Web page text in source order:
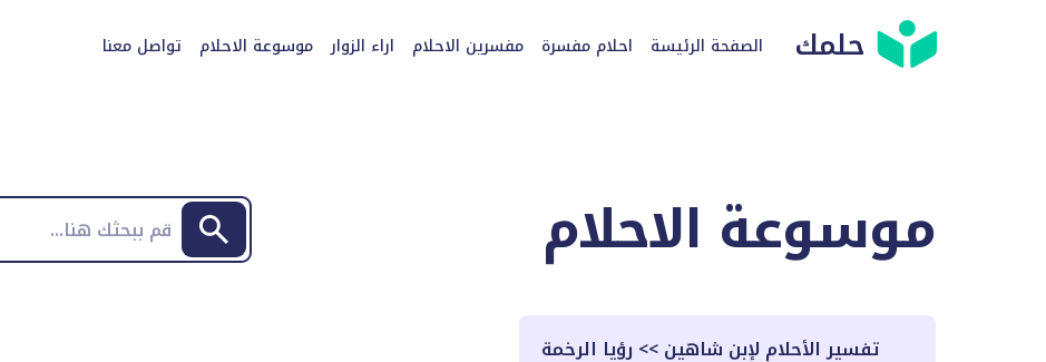
حلمك الصفحة الرئيسة احلام مفسرة مفسرين الاحلام اراء الزوار موسوعة الاحلام تواصل معنا
موسوعة الاحلام
تفسير الأحلام لإبن شاهين>> رؤيا الرخمة